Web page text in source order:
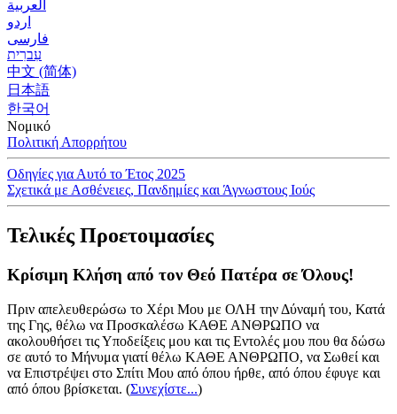
العربية
اردو
فارسی
עִברִית
中文 (简体)
日本語
한국어
Νομικό
Πολιτική Απορρήτου
Οδηγίες για Αυτό το Έτος 2025
Σχετικά με Ασθένειες, Πανδημίες και Άγνωστους Ιούς
Τελικές Προετοιμασίες
Κρίσιμη Κλήση από τον Θεό Πατέρα σε Όλους!
Πριν απελευθερώσω το Χέρι Μου με ΟΛΗ την Δύναμή του, Κατά
της Γης, θέλω να Προσκαλέσω ΚΑΘΕ ΑΝΘΡΩΠΟ να
ακολουθήσει τις Υποδείξεις μου και τις Εντολές μου που θα δώσω
σε αυτό το Μήνυμα γιατί θέλω ΚΑΘΕ ΑΝΘΡΩΠΟ, να Σωθεί και
να Επιστρέψει στο Σπίτι Μου από όπου ήρθε, από όπου έφυγε και
από όπου βρίσκεται. (Συνεχίστε...)